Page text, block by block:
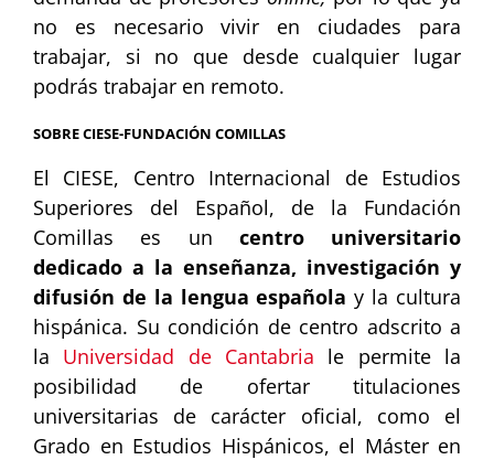
no es necesario vivir en ciudades para
trabajar, si no que desde cualquier lugar
podrás trabajar en remoto.
SOBRE CIESE-FUNDACIÓN COMILLAS
El CIESE, Centro Internacional de Estudios
Superiores del Español, de la Fundación
Comillas es un centro universitario
dedicado a la enseñanza, investigación y
difusión de la lengua española y la cultura
hispánica. Su condición de centro adscrito a
la Universidad de Cantabria le permite la
posibilidad de ofertar titulaciones
universitarias de carácter oficial, como el
Grado en Estudios Hispánicos, el Máster en